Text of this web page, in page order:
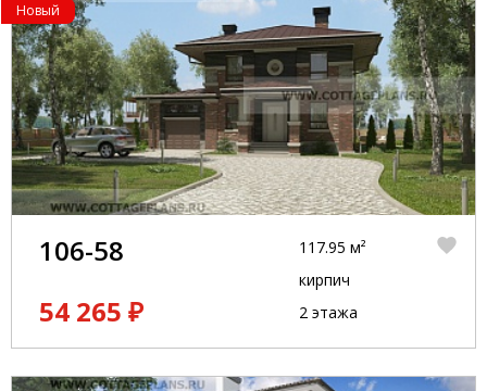
Новый
106-58
54 265 ₽
117.95 м²
кирпич
2 этажа